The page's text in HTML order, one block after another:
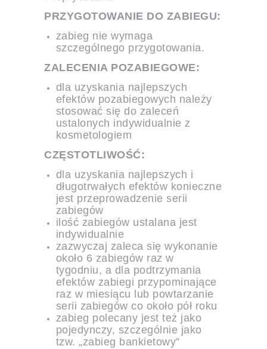
PRZYGOTOWANIE DO ZABIEGU:
zabieg nie wymaga
szczególnego przygotowania.
ZALECENIA POZABIEGOWE:
dla uzyskania najlepszych
efektów pozabiegowych należy
stosować się do zaleceń
ustalonych indywidualnie z
kosmetologiem
CZĘSTOTLIWOŚĆ:
dla uzyskania najlepszych i
długotrwałych efektów konieczne
jest przeprowadzenie serii
zabiegów
ilość zabiegów ustalana jest
indywidualnie
zazwyczaj zaleca się wykonanie
około 6 zabiegów raz w
tygodniu, a dla podtrzymania
efektów zabiegi przypominające
raz w miesiącu lub powtarzanie
serii zabiegów co około pół roku
zabieg polecany jest też jako
pojedynczy, szczególnie jako
tzw. „zabieg bankietowy”